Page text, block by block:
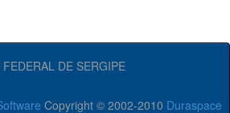
DE SERGIPE
Copyright © 2002-2010 Duraspace